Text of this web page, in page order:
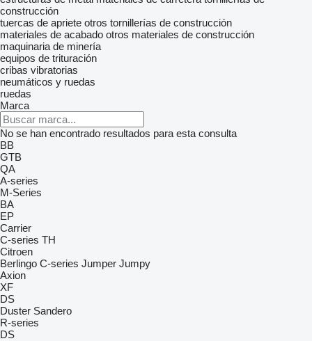
construcción
tuercas de apriete otros tornillerías de construcción
materiales de acabado otros materiales de construcción
maquinaria de minería
equipos de trituración
cribas vibratorias
neumáticos y ruedas
ruedas
Marca
No se han encontrado resultados para esta consulta
BB
GTB
QA
A-series
M-Series
BA
EP
Carrier
C-series TH
Citroen
Berlingo C-series Jumper Jumpy
Axion
XF
DS
Duster Sandero
R-series
DS